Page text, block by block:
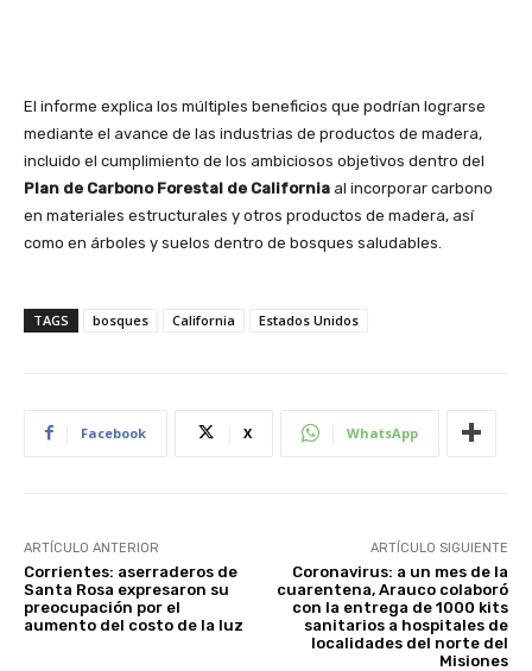
El informe explica los múltiples beneficios que podrían lograrse
mediante el avance de las industrias de productos de madera,
incluido el cumplimiento de los ambiciosos objetivos dentro del
Plan de Carbono Forestal de California al incorporar carbono
en materiales estructurales y otros productos de madera, así
como en árboles y suelos dentro de bosques saludables.
TAGS bosques California Estados Unidos
Facebook X WhatsApp
ARTÍCULO ANTERIOR
Corrientes: aserraderos de
Santa Rosa expresaron su
preocupación por el
aumento del costo de la luz
ARTÍCULO SIGUIENTE
Coronavirus: a un mes de la
cuarentena, Arauco colaboró
con la entrega de 1000 kits
sanitarios a hospitales de
localidades del norte del
Misiones